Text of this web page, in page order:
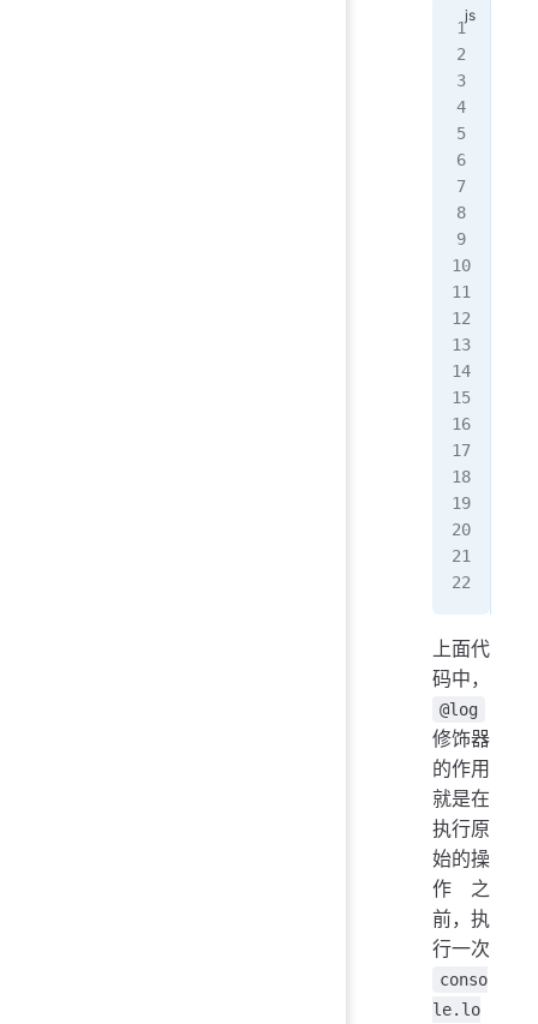
上面代
码中，
@log
修饰器
的作用
就是在
执行原
始的操
作之
前，执
行一次
conso
le.lo